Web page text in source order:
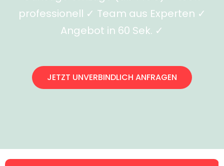
professionell ✓ Team aus Experten ✓
Angebot in 60 Sek. ✓
JETZT UNVERBINDLICH ANFRAGEN